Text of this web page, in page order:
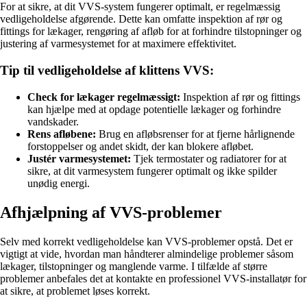
For at sikre, at dit VVS-system fungerer optimalt, er regelmæssig
vedligeholdelse afgørende. Dette kan omfatte inspektion af rør og
fittings for lækager, rengøring af afløb for at forhindre tilstopninger og
justering af varmesystemet for at maximere effektivitet.
Tip til vedligeholdelse af klittens VVS:
Check for lækager regelmæssigt: Inspektion af rør og fittings
kan hjælpe med at opdage potentielle lækager og forhindre
vandskader.
Rens afløbene: Brug en afløbsrenser for at fjerne hårlignende
forstoppelser og andet skidt, der kan blokere afløbet.
Justér varmesystemet: Tjek termostater og radiatorer for at
sikre, at dit varmesystem fungerer optimalt og ikke spilder
unødig energi.
Afhjælpning af VVS-problemer
Selv med korrekt vedligeholdelse kan VVS-problemer opstå. Det er
vigtigt at vide, hvordan man håndterer almindelige problemer såsom
lækager, tilstopninger og manglende varme. I tilfælde af større
problemer anbefales det at kontakte en professionel VVS-installatør for
at sikre, at problemet løses korrekt.